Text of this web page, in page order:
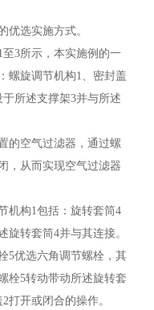
优选实施方式。
3所示，本实施例的一
螺旋调节机构1、密封盖
所述支撑架3并与所述
的空气过滤器，通过螺
，从而实现空气过滤器
机构1包括：旋转套筒4
旋转套筒4并与其连接。
5优选六角调节螺栓，其
栓5转动带动所述旋转套
打开或闭合的操作。